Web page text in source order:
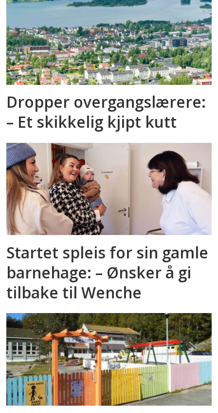
Dropper overgangslærere:
– Et skikkelig kjipt kutt
Startet spleis for sin gamle
barnehage: – Ønsker å gi
tilbake til Wenche